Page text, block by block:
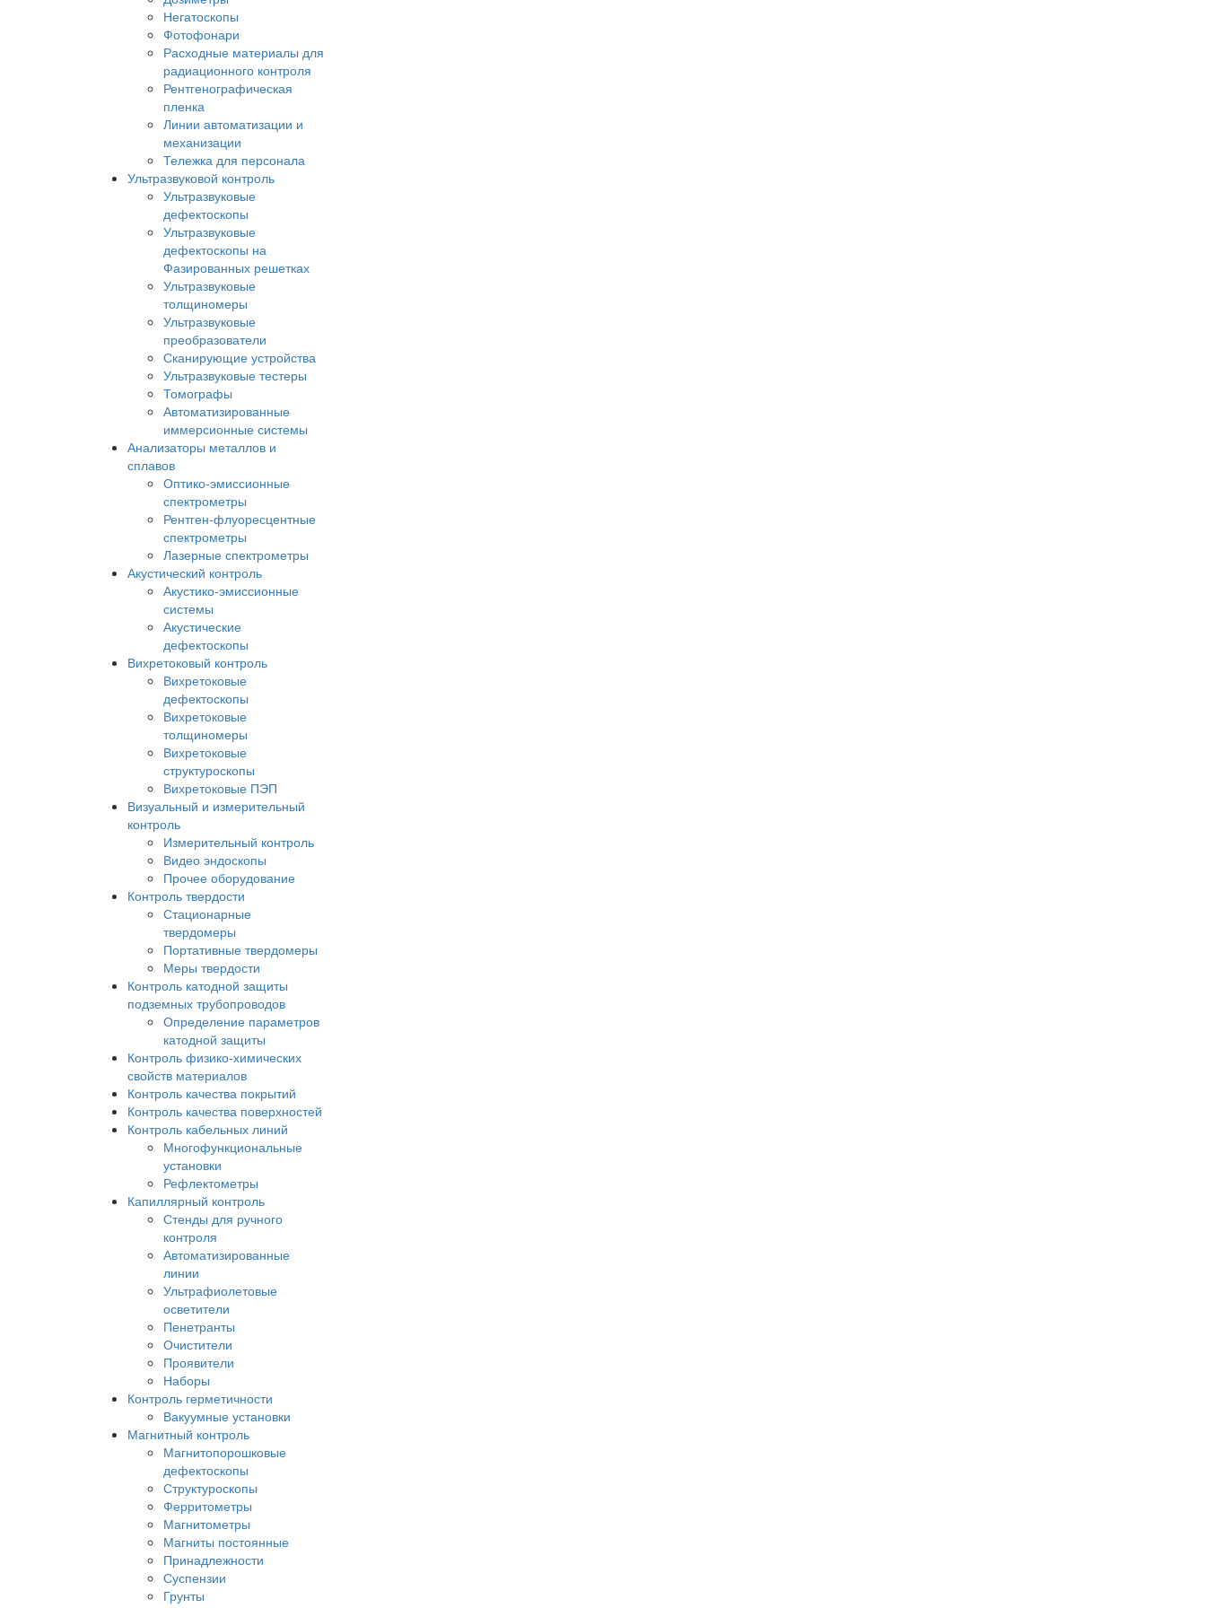
Негатоскопы
Фотофонари
Расходные материалы для
радиационного контроля
Рентгенографическая
пленка
Линии автоматизации и
механизации
Тележка для персонала
Ультразвуковой контроль
Ультразвуковые
дефектоскопы
Ультразвуковые
дефектоскопы на
Фазированных решетках
Ультразвуковые
толщиномеры
Ультразвуковые
преобразователи
Сканирующие устройства
Ультразвуковые тестеры
Томографы
Автоматизированные
иммерсионные системы
Анализаторы металлов и
сплавов
Оптико-эмиссионные
спектрометры
Рентген-флуоресцентные
спектрометры
Лазерные спектрометры
Акустический контроль
Акустико-эмиссионные
системы
Акустические
дефектоскопы
Вихретоковый контроль
Вихретоковые
дефектоскопы
Вихретоковые
толщиномеры
Вихретоковые
структуроскопы
Вихретоковые ПЭП
Визуальный и измерительный
контроль
Измерительный контроль
Видео эндоскопы
Прочее оборудование
Контроль твердости
Стационарные
твердомеры
Портативные твердомеры
Меры твердости
Контроль катодной защиты
подземных трубопроводов
Определение параметров
катодной защиты
Контроль физико-химических
свойств материалов
Контроль качества покрытий
Контроль качества поверхностей
Контроль кабельных линий
Многофункциональные
установки
Рефлектометры
Капиллярный контроль
Стенды для ручного
контроля
Автоматизированные
линии
Ультрафиолетовые
осветители
Пенетранты
Очистители
Проявители
Наборы
Контроль герметичности
Вакуумные установки
Магнитный контроль
Магнитопорошковые
дефектоскопы
Структуроскопы
Ферритометры
Магнитометры
Магниты постоянные
Принадлежности
Суспензии
Грунты